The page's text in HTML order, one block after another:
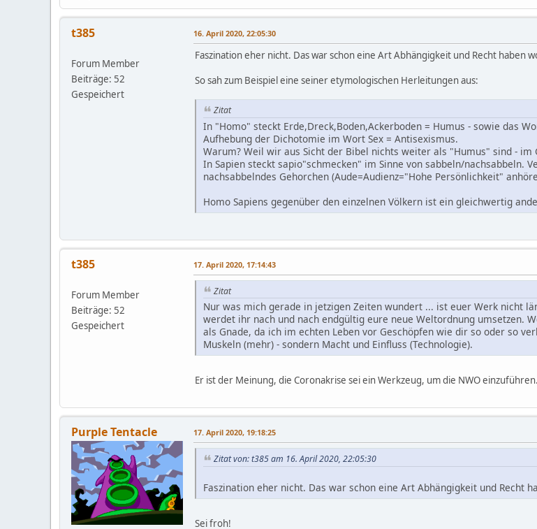
t385
Forum Member
Beiträge: 52
Gespeichert
16. April 2020, 22:05:30
Faszination eher nicht. Das war schon eine Art Abhängigkeit und Recht haben
So sah zum Beispiel eine seiner etymologischen Herleitungen aus:
Zitat
In "Homo" steckt Erde,Dreck,Boden,Ackerboden = Humus - sowie das
Aufhebung der Dichotomie im Wort Sex = Antisexismus.
Warum? Weil wir aus Sicht der Bibel nichts weiter als "Humus" sind - im
In Sapien steckt sapio"schmecken" im Sinne von sabbeln/nachsabbeln.
nachsabbelndes Gehorchen (Aude=Audienz="Hohe Persönlichkeit"
Homo Sapiens gegenüber den einzelnen Völkern ist ein gleichwertig
t385
Forum Member
Beiträge: 52
Gespeichert
17. April 2020, 17:14:43
Zitat
Nur was mich gerade in jetzigen Zeiten wundert ... ist euer Werk nicht
werdet ihr nach und nach endgültig eure neue Weltordnung umsetzen.
als Gnade, da ich im echten Leben vor Geschöpfen wie dir so oder so
Muskeln (mehr) - sondern Macht und Einfluss (Technologie).
Er ist der Meinung, die Coronakrise sei ein Werkzeug, um die NWO
Purple Tentacle 17. April 2020, 19:18:25
Zitat von: t385 am 16. April 2020, 22:05:30
Faszination eher nicht. Das war schon eine Art Abhängigkeit und Recht
Sei froh!